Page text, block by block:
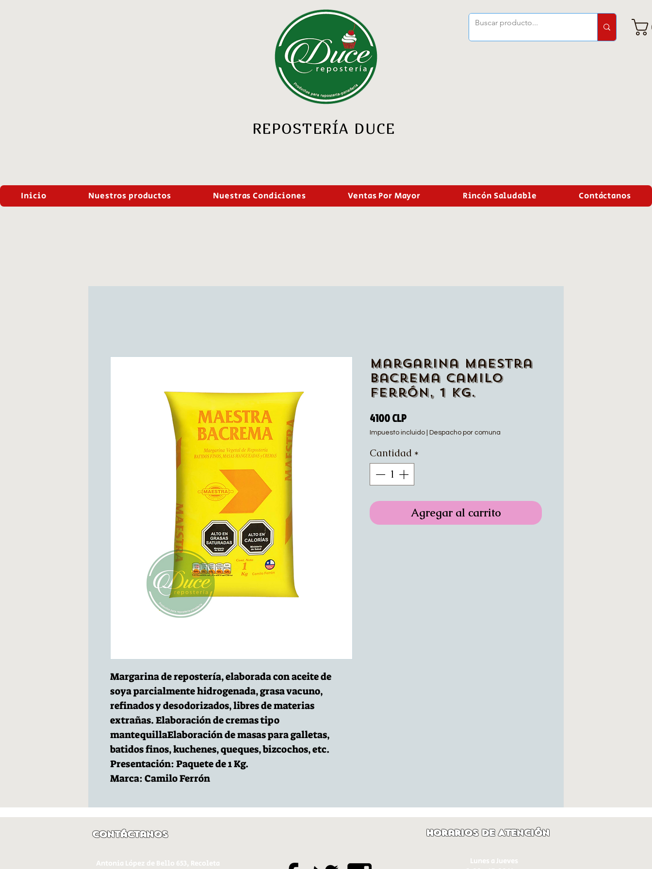
REPOSTERÍA DUCE
Inicio Nuestros productos Nuestras Condiciones Ventas Por Mayor Rincón Saludable Contáctanos
Margarina de repostería, elaborada con aceite de
soya parcialmente hidrogenada, grasa vacuno,
refinados y desodorizados, libres de materias
extrañas. Elaboración de cremas tipo
mantequillaElaboración de masas para galletas,
batidos finos, kuchenes, queques, bizcochos, etc.
Presentación: Paquete de 1 Kg.
Marca: Camilo Ferrón
Margarina Maestra
Bacrema Camilo
Ferrón, 1 Kg.
4100 CLPPrecio
Impuesto incluido Despacho por comuna
Cantidad *
Agregar al carrito
Contáctanos
Antonia López de Bello 653, Recoleta
Horarios de Atención
Lunes a Jueves